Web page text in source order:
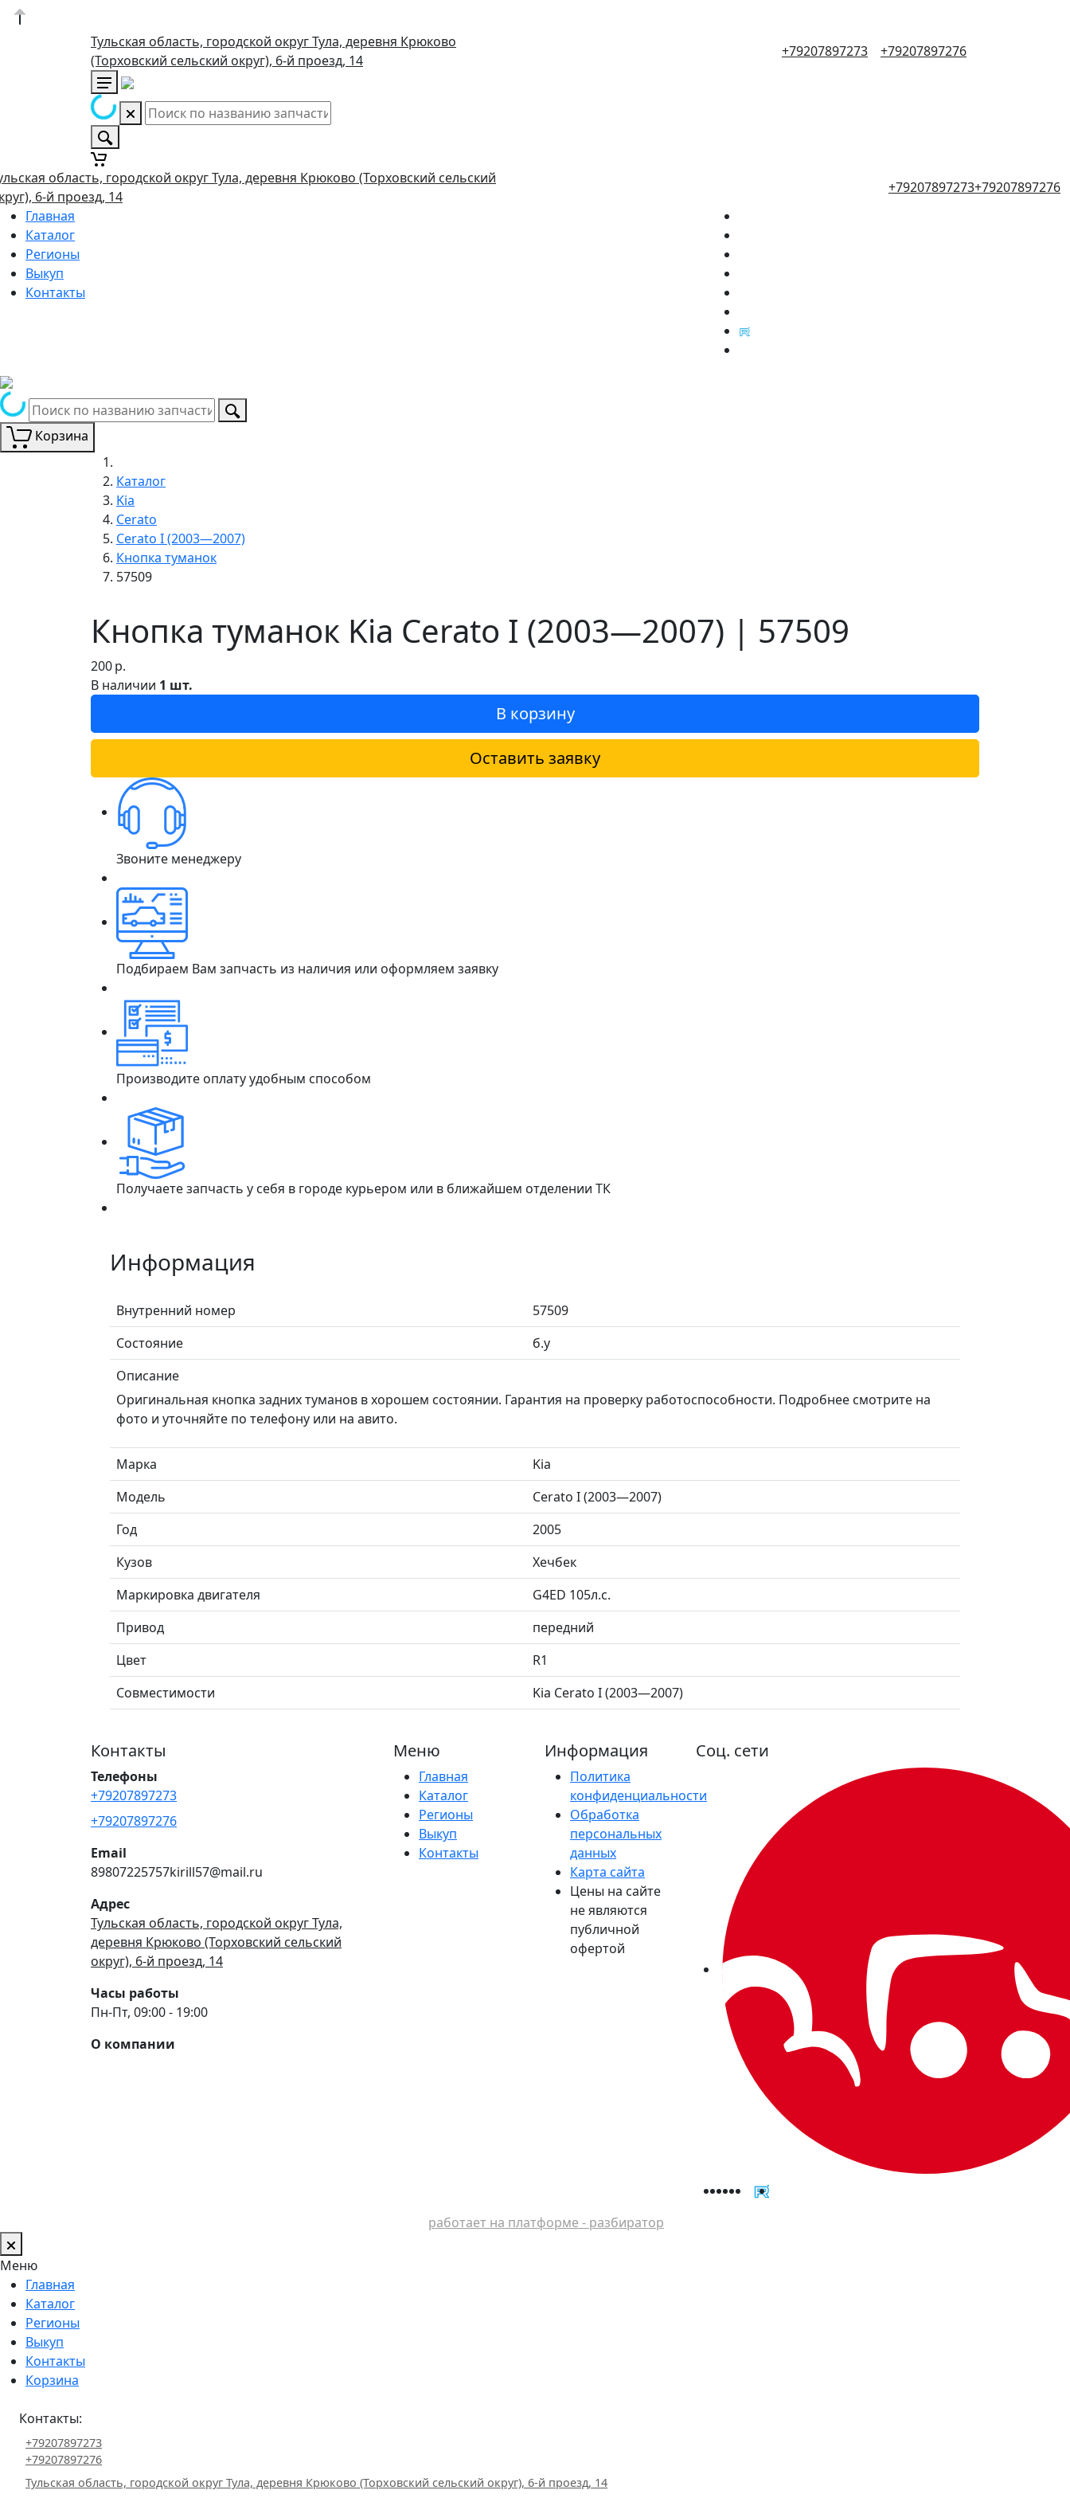
Тульская область, городской округ Тула, деревня Крюково
(Торховский сельский округ), 6-й проезд, 14
+79207897273 +79207897276
область, городской округ Тула, деревня Крюково (Торховский сельский
6-й проезд, 14
+79207897273+79207897276
Главная
Каталог
Регионы
Выкуп
Контакты
Корзина
Каталог
Kia
Cerato
Cerato I (2003—2007)
Кнопка туманок
57509
Кнопка туманок Kia Cerato I (2003—2007) | 57509
200р.
В наличии 1 шт.
В корзину
Оставить заявку
Звоните менеджеру
Подбираем Вам запчасть из наличия или оформляем заявку
Производите оплату удобным способом
Получаете запчасть у себя в городе курьером или в ближайшем отделении ТК
Информация
Внутренний номер
57509
Состояние
б.у
Описание
Оригинальная кнопка задних туманов в хорошем состоянии. Гарантия на проверку работоспособности. Подробнее смотрите на
фото и уточняйте по телефону или на авито.
Марка
Kia
Модель
Cerato I (2003—2007)
Год
2005
Кузов
Хечбек
Маркировка двигателя
G4ED 105л.с.
Привод
передний
Цвет
R1
Совместимости
Kia Cerato I (2003—2007)
Контакты
Телефоны
+79207897273
+79207897276
Email
89807225757kirill57@mail.ru
Адрес
Тульская область, городской округ Тула,
деревня Крюково (Торховский сельский
округ), 6-й проезд, 14
Часы работы
Пн-Пт, 09:00 - 19:00
О компании
Меню
Главная
Каталог
Регионы
Выкуп
Контакты
Информация
Политика
конфиденциальности
Обработка
персональных
данных
Карта сайта
Цены на сайте
не являются
публичной
офертой
Соц. сети
работает на платформе - разбиратор
Меню
Главная
Каталог
Регионы
Выкуп
Контакты
Корзина
Контакты:
+79207897273
+79207897276
Тульская область, городской округ Тула, деревня Крюково (Торховский сельский округ), 6-й проезд, 14